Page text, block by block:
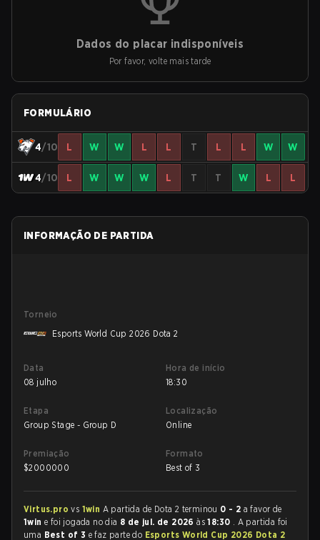
Dados do placar indisponíveis
Por favor, volte mais tarde
FORMULÁRIO
4/10 L W W L L T L L W W
4/10 L W W W L T T W L L
INFORMAÇÃO DE PARTIDA
Torneio
Esports World Cup 2026 Dota 2
Data
08 julho
Hora de início
18:30
Etapa
Group Stage - Group D
Localização
Online
Premiação
$2000000
Formato
Best of 3
Virtus.provs 1win A partida de Dota 2 terminou 0 - 2 a favor de
1win e foi jogada no dia 8 de jul. de 2026às18:30 . A partida foi
uma Best of 3 e faz parte do Esports World Cup 2026 Dota 2